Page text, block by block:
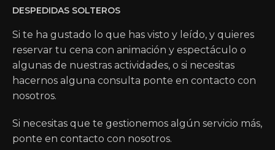
DESPEDIDAS SOLTEROS
Si te ha gustado lo que has visto y leído, y quieres
reservar tu cena con animación y espectáculo o
algunas de nuestras actividades, o si necesitas
hacernos alguna consulta ponte en contacto con
nosotros.
Si necesitas que te gestionemos algún servicio más,
ponte en contacto con nosotros.